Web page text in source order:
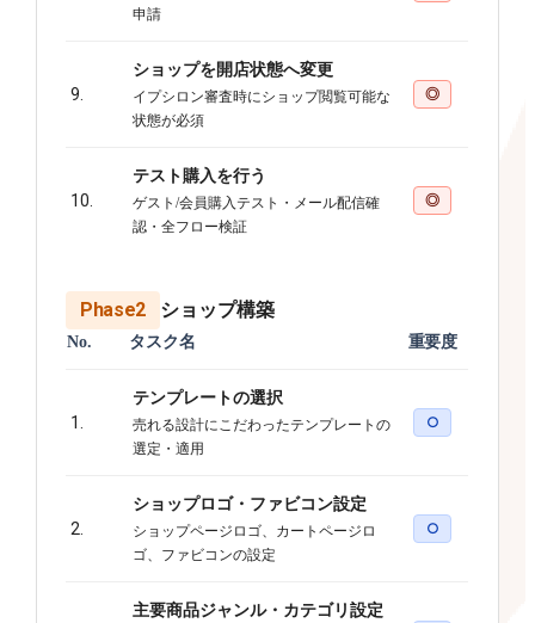
申請
9.
ショップを開店状態へ変更
イプシロン審査時にショップ閲覧可能な
状態が必須
◎
10.
テスト購入を行う
ゲスト/会員購入テスト・メール配信確
認・全フロー検証
◎
Phase2 ショップ構築
No. タスク名 重要度
1.
テンプレートの選択
売れる設計にこだわったテンプレートの
選定・適用
○
2.
ショップロゴ・ファビコン設定
ショップページロゴ、カートページロ
ゴ、ファビコンの設定
○
主要商品ジャンル・カテゴリ設定